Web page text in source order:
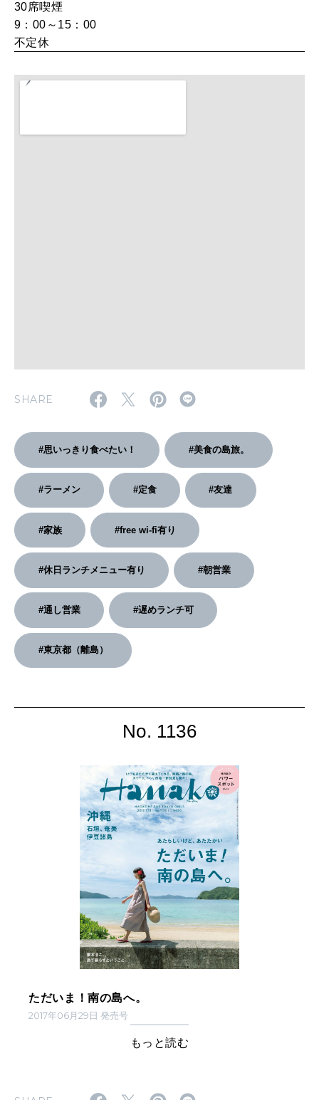
2026年6月号「大銀座 トレンドが生まれる 新しい一流店へ。」
2026年5月号「“大好き”に出会いに。韓国」
2026年4月号「未来をつくる、学びの教科書。」
2026年3月号「スイーツ予想図 2026」
2026年2月号「良運を掴む 新・開運術。」
2026年1月号「猫がいれば、幸せ」
2025年12月号「お酒の新常識。」
FOLLOW US!
30席喫煙
9：00～15：00
不定休
SHARE
#思いっきり食べたい！ #美食の島旅。
#ラーメン #定食 #友達
#家族 #free wi-fi有り
#休日ランチメニュー有り #朝営業
#通し営業 #遅めランチ可
#東京都（離島）
No. 1136
ただいま！南の島へ。
2017年06月29日 発売号
もっと読む